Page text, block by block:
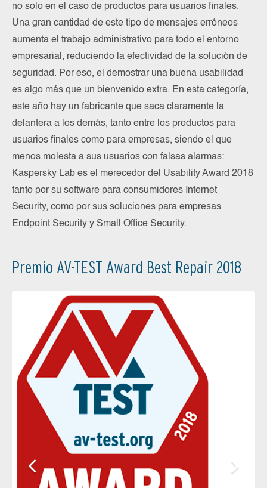
no solo en el caso de productos para usuarios finales.
Una gran cantidad de este tipo de mensajes erróneos
aumenta el trabajo administrativo para todo el entorno
empresarial, reduciendo la efectividad de la solución de
seguridad. Por eso, el demostrar una buena usabilidad
es algo más que un bienvenido extra. En esta categoría,
este año hay un fabricante que saca claramente la
delantera a los demás, tanto entre los productos para
usuarios finales como para empresas, siendo el que
menos molesta a sus usuarios con falsas alarmas:
Kaspersky Lab es el merecedor del Usability Award 2018
tanto por su software para consumidores Internet
Security, como por sus soluciones para empresas
Endpoint Security y Small Office Security.
Premio AV-TEST Award Best Repair 2018